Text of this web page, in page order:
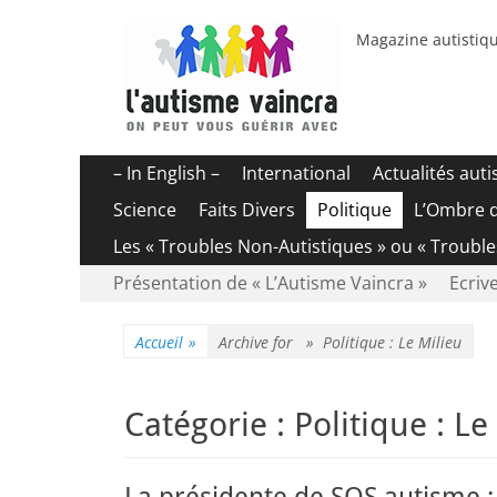
Magazine
Menu
principal
Aller
contenu
– In English – International
Actualités
Science
Faits Divers Politique
L’Ombre
Les « Troubles Non-Autistiques » ou «
Menu
Aller
Présentation de « L’Autisme Vaincra »
Accueil » Archive for » Politique : Le Milieu
Catégorie : Politique :